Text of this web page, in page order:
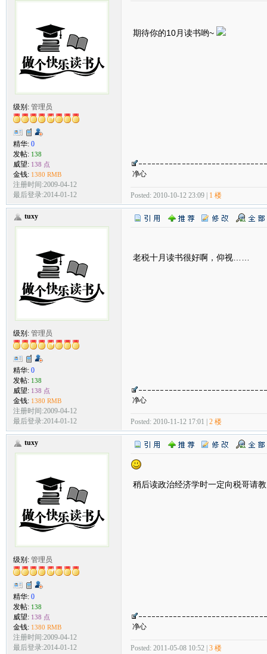
级别: 管理员
精华: 0
发帖: 138
威望: 138 点
金钱: 1380 RMB
注册时间:2009-04-12
最后登录:2014-01-12
期待你的10月读书哟~
净心
Posted: 2010-10-12 23:09 | 1 楼
tuxy
级别: 管理员
精华: 0
发帖: 138
威望: 138 点
金钱: 1380 RMB
注册时间:2009-04-12
最后登录:2014-01-12
老税十月读书很好啊，仰视……
净心
Posted: 2010-11-12 17:01 | 2 楼
tuxy
级别: 管理员
精华: 0
发帖: 138
威望: 138 点
金钱: 1380 RMB
注册时间:2009-04-12
最后登录:2014-01-12
稍后读政治经济学时一定向税哥请
净心
Posted: 2011-05-08 10:52 | 3 楼